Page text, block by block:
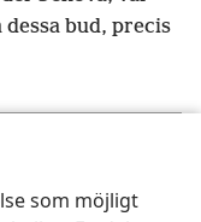
som möjligt
bud, precis